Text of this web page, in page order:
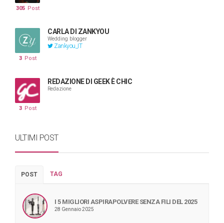
305 Post
CARLA DI ZANKYOU
Wedding blogger
Zankyou_IT
3 Post
REDAZIONE DI GEEK È CHIC
Redazione
3 Post
ULTIMI POST
POST TAG
I 5 MIGLIORI ASPIRAPOLVERE SENZA FILI DEL 2025
28 Gennaio 2025